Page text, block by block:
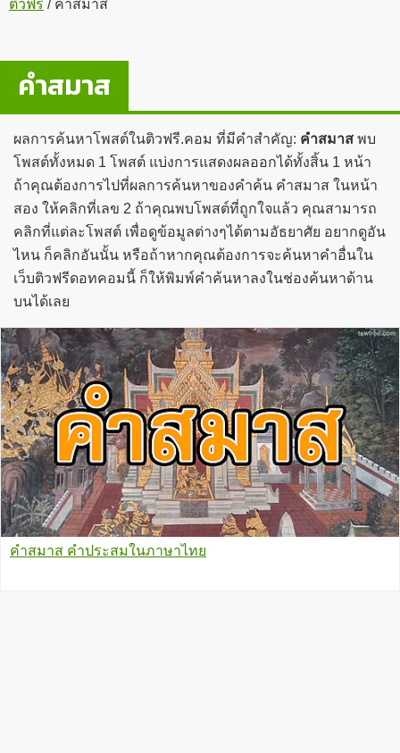
ติวฟรี /คำสมาส
คำสมาส
ผลการค้นหาโพสต์ในติวฟรี.คอม ที่มีคำสำคัญ: คำสมาส พบ
โพสต์ทั้งหมด 1 โพสต์ แบ่งการแสดงผลออกได้ทั้งสิ้น 1 หน้า
ถ้าคุณต้องการไปที่ผลการค้นหาของคำค้น คำสมาส ในหน้า
สอง ให้คลิกที่เลข 2 ถ้าคุณพบโพสต์ที่ถูกใจแล้ว คุณสามารถ
คลิกที่แต่ละโพสต์ เพื่อดูข้อมูลต่างๆได้ตามอัธยาศัย อยากดูอัน
ไหน ก็คลิกอันนั้น หรือถ้าหากคุณต้องการจะค้นหาคำอื่นใน
เว็บติวฟรีดอทคอมนี้ ก็ให้พิมพ์คำค้นหาลงในช่องค้นหาด้าน
บนได้เลย
คำสมาส คำประสมในภาษาไทย